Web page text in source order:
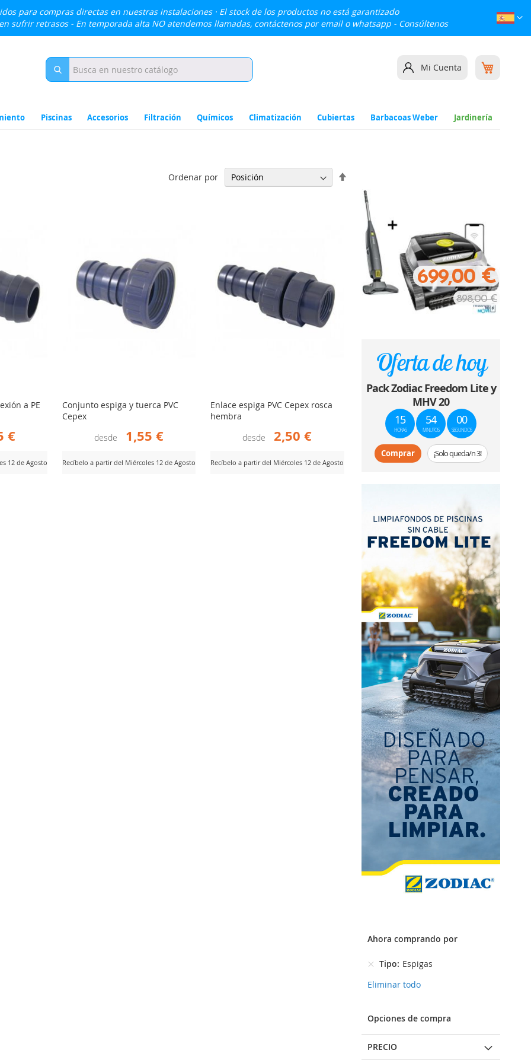
para compras directas en nuestras instalaciones · El stock de los productos no está garantizado
sufrir retrasos - En temporada alta NO atendemos llamadas, contáctenos por email o whatsapp - Consúltenos
Mi Cuenta
Piscinas Accesorios Filtración Químicos Climatización Cubiertas Barbacoas Weber Jardinería
Ordenar por
Descendente
a PE
€
12 de Agosto
Conjunto espiga y tuerca PVC
Cepex
desde
1,55 €
Recíbelo a partir del Miércoles 12 de Agosto
Enlace espiga PVC Cepex rosca
hembra
desde
2,50 €
Recíbelo a partir del Miércoles 12 de Agosto
699,00 €
898,00 €
Oferta de hoy
Pack Zodiac Freedom Lite y
MHV 20
15
HORAS
53
MINUTOS
58
SEGUNDOS
Comprar ¡Solo queda/n 3!
Ahora comprando por
Tipo Espigas
Eliminar todo
Opciones de compra
PRECIO